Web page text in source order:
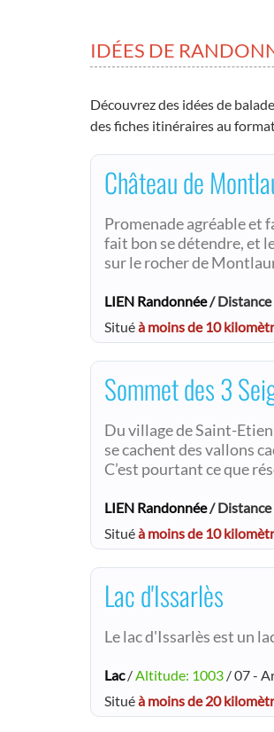
IDÉES DE
Découvrez des idées de
des fiches itinéraires au
Château de
Promenade agréable et
fait bon se détendre, et
sur le rocher de
LIEN Randonnée/ Distance
Situéà moins de 10
Sommet des 3
Du village de Saint-
se cachent des vallons
C’est pourtant ce que
LIEN Randonnée/ Distance
Situéà moins de 10
Lac d'Issarlès
Le lac d'Issarlès est un
Lac/Altitude: 1003 / 07 -
Situéà moins de 20